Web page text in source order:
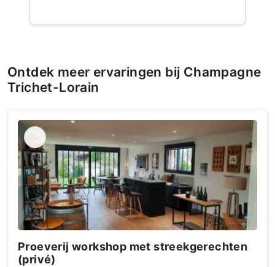
Ontdek meer ervaringen bij Champagne
Trichet-Lorain
Proeverij workshop met streekgerechten
(privé)